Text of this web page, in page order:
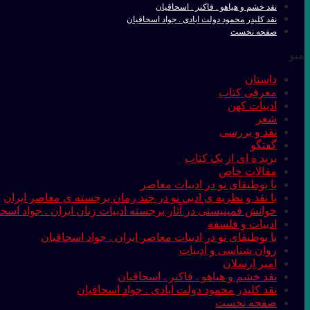
نقد خشم و هیاهو . فاکنر . اسحاقیان
نقد کلیدر محمود دولت ابادی . جواد اسحاقیان
صفحه نخست
منو
داستان
معرفی کتاب
ادبیات کهن
شعر
نقد و بررسی
گفتگو
برید ه ای از یک کتاب
مقالات خاص
با بوطیقای نو در ادبیات معاصر
با نقد و نظریه ی ادبی نو در چند رمان برجسته ی معاصر ایران
خوانش فمینیستی در آثار برجسته ادبیات زنان ایران . جواد
ادبیات و فلسفه
با بوطیقای نو در ادبیات معاصر ایران . جواد اسحاقیان
روان شناسی و ادبیات
امیر ارسلان
نقد خشم و هیاهو . فاکنر . اسحاقیان
نقد کلیدر محمود دولت ابادی . جواد اسحاقیان
صفحه نخست